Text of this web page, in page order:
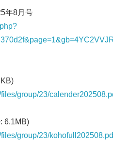
年8月号
group/23/
6.1MB)
group/23/